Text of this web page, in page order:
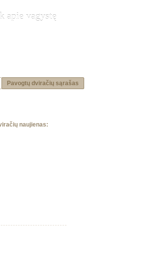
apie vagystę
Pavogtų dviračių sąrašas
naujienas: